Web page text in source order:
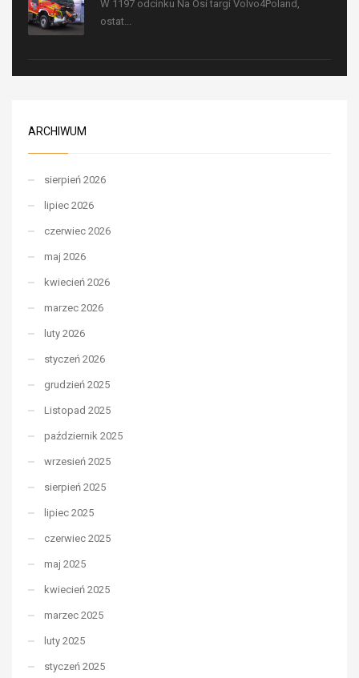
W 1197 odcinku Na Osi targi Volvo4Poland,
ostat...
ARCHIWUM
sierpień 2026
lipiec 2026
czerwiec 2026
maj 2026
kwiecień 2026
marzec 2026
luty 2026
styczeń 2026
grudzień 2025
Listopad 2025
październik 2025
wrzesień 2025
sierpień 2025
lipiec 2025
czerwiec 2025
maj 2025
kwiecień 2025
marzec 2025
luty 2025
styczeń 2025